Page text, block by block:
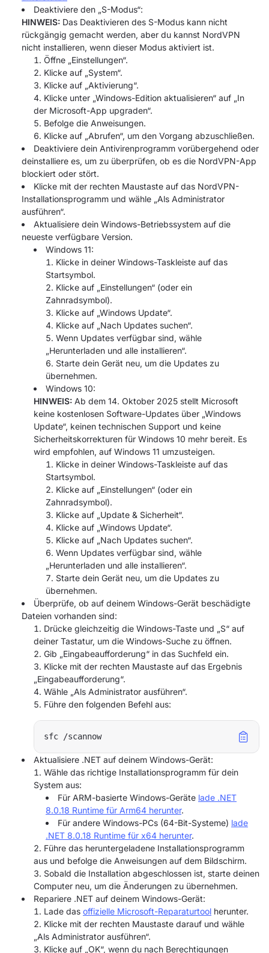
Deaktiviere den „S-Modus“:
HINWEIS: Das Deaktivieren des S-Modus kann nicht
rückgängig gemacht werden, aber du kannst NordVPN
nicht installieren, wenn dieser Modus aktiviert ist.
Öffne „Einstellungen“.
Klicke auf „System“.
Klicke auf „Aktivierung“.
Klicke unter „Windows-Edition aktualisieren“ auf „In
der Microsoft-App upgraden“.
Befolge die Anweisungen.
Klicke auf „Abrufen“, um den Vorgang abzuschließen.
Deaktiviere dein Antivirenprogramm vorübergehend oder
deinstalliere es, um zu überprüfen, ob es die NordVPN-App
blockiert oder stört.
Klicke mit der rechten Maustaste auf das NordVPN-
Installationsprogramm und wähle „Als Administrator
ausführen“.
Aktualisiere dein Windows-Betriebssystem auf die
neueste verfügbare Version.
Windows 11:
Klicke in deiner Windows-Taskleiste auf das
Startsymbol.
Klicke auf „Einstellungen“ (oder ein
Zahnradsymbol).
Klicke auf „Windows Update“.
Klicke auf „Nach Updates suchen“.
Wenn Updates verfügbar sind, wähle
„Herunterladen und alle installieren“.
Starte dein Gerät neu, um die Updates zu
übernehmen.
Windows 10:
HINWEIS: Ab dem 14. Oktober 2025 stellt Microsoft
keine kostenlosen Software-Updates über „Windows
Update“, keinen technischen Support und keine
Sicherheitskorrekturen für Windows 10 mehr bereit. Es
wird empfohlen, auf Windows 11 umzusteigen.
Klicke in deiner Windows-Taskleiste auf das
Startsymbol.
Klicke auf „Einstellungen“ (oder ein
Zahnradsymbol).
Klicke auf „Update & Sicherheit“.
Klicke auf „Windows Update“.
Klicke auf „Nach Updates suchen“.
Wenn Updates verfügbar sind, wähle
„Herunterladen und alle installieren“.
Starte dein Gerät neu, um die Updates zu
übernehmen.
Überprüfe, ob auf deinem Windows-Gerät beschädigte
Dateien vorhanden sind:
Drücke gleichzeitig die Windows-Taste und „S“ auf
deiner Tastatur, um die Windows-Suche zu öffnen.
Gib „Eingabeaufforderung“ in das Suchfeld ein.
Klicke mit der rechten Maustaste auf das Ergebnis
„Eingabeaufforderung“.
Wähle „Als Administrator ausführen“.
Führe den folgenden Befehl aus:
Aktualisiere .NET auf deinem Windows-Gerät:
Wähle das richtige Installationsprogramm für dein
System aus:
Für ARM-basierte Windows-Geräte lade .NET
8.0.18 Runtime für Arm64 herunter.
Für andere Windows-PCs (64-Bit-Systeme) lade
.NET 8.0.18 Runtime für x64 herunter.
Führe das heruntergeladene Installationsprogramm
aus und befolge die Anweisungen auf dem Bildschirm.
Sobald die Installation abgeschlossen ist, starte deinen
Computer neu, um die Änderungen zu übernehmen.
Repariere .NET auf deinem Windows-Gerät:
Lade das offizielle Microsoft-Reparaturtool herunter.
Klicke mit der rechten Maustaste darauf und wähle
„Als Administrator ausführen“.
Klicke auf „OK“, wenn du nach Berechtigungen